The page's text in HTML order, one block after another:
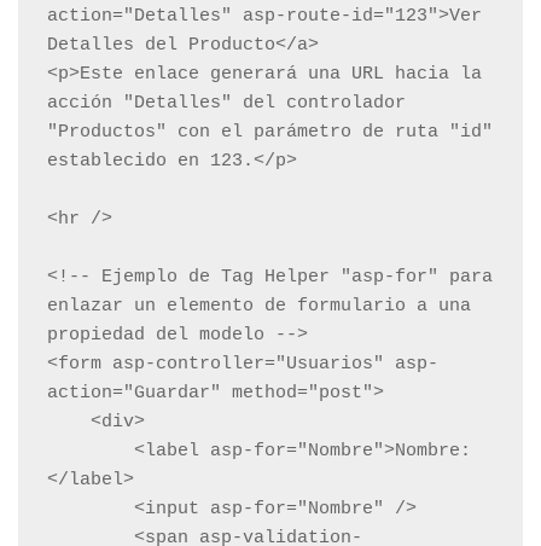
action="Detalles" asp-route-id="123">Ver
Detalles del Producto</a>
<p>Este enlace generará una URL hacia la
acción "Detalles" del controlador
"Productos" con el parámetro de ruta "id"
establecido en 123.</p>
<hr />
<!-- Ejemplo de Tag Helper "asp-for" para
enlazar un elemento de formulario a una
propiedad del modelo -->
<form asp-controller="Usuarios" asp-
action="Guardar" method="post">
</label>